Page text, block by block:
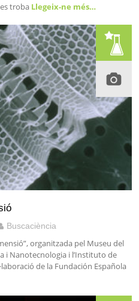
troba Llegeix-ne més…
Buscaciència
organitzada pel Museu del
i Nanotecnologia i l’Instituto de
de la Fundación Española